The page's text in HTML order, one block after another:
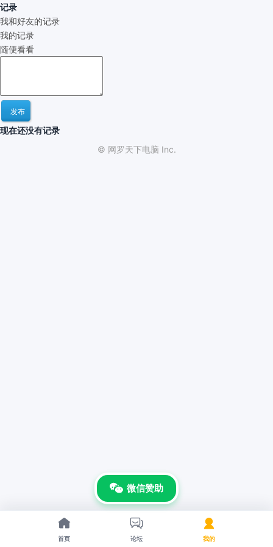
记录
我和好友的记录
我的记录
随便看看
发布
现在还没有记录
微信赞助

首页

论坛

我的
© 网罗天下电脑 Inc.